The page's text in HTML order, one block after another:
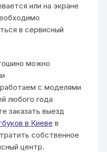
или на экране
в сервисный
можно
с моделями
любого года
заказатьвыезд
в Киеве в
собственное
центр.